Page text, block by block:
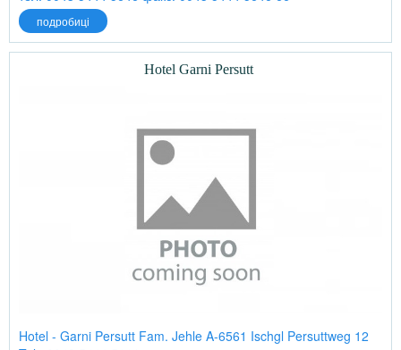
подробиці
Hotel Garni Persutt
Hotel - Garni Persutt Fam. Jehle A-6561 Ischgl Persuttweg 12